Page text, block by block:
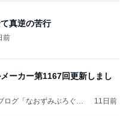
真逆の苦行
前
ーカー第1167回更新しまし
ログ「なおずみぶろぐ」
11日前